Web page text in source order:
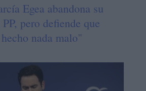
Egea abandona su
pero defiende que
nada malo"